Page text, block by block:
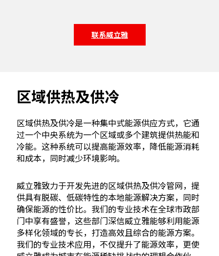
联系威立雅
区域供热及供冷
区域供热及供冷是一种集中式能源供应方式，它通
过一个中央系统为一个区域或多个建筑提供热能和
冷能。这种系统可以提高能源效率，降低能源消耗
和成本，同时减少环境影响。
威立雅致力于开发先进的区域供热及供冷管网，提
供具有脱碳、低碳特性的本地能源解决方案，同时
确保能源的性价比。我们的专业技术在全球市政部
门中享有盛誉，这些部门深信威立雅能够利用能源
多样化领域的专长，打造高效且综合的能源方案。
我们的专业技术应用，不仅提升了能源效率，更使